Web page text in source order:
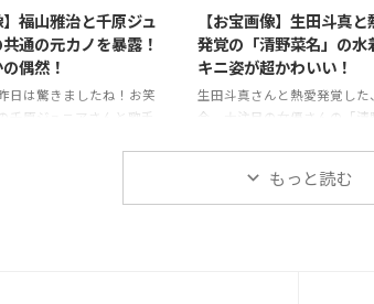
のセクシー白ビキニ水着姿！
】福山雅治と千原ジュ
通の元カノを暴露！
偶然！
日は驚きましたね！お笑
千原ジュニアさんと歌手
が同じ日に結婚報道ってい
【お宝画像】生田斗真と
発覚の「清野菜名」の水
キニ姿が超かわいい！
生田斗真さんと熱愛発覚した、
今、大注目の女優さんの「清
写真を発見しました！みなさ
シェア♪⇒ 【お宝画像】「
もっと読む